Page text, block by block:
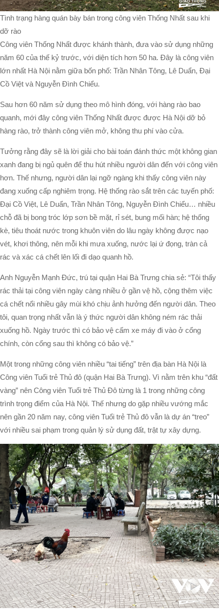
Tình trạng hàng quán bày bán trong công viên Thống Nhất sau khi
dỡ rào
Công viên Thống Nhất được khánh thành, đưa vào sử dụng những
năm 60 của thế kỷ trước, với diện tích hơn 50 ha. Đây là công viên
lớn nhất Hà Nội nằm giữa bốn phố: Trần Nhân Tông, Lê Duẩn, Đại
Cồ Việt và Nguyễn Đình Chiểu.
Sau hơn 60 năm sử dụng theo mô hình đóng, với hàng rào bao
quanh, mới đây công viên Thống Nhất được được Hà Nội dỡ bỏ
hàng rào, trở thành công viên mở, không thu phí vào cửa.
Tưởng rằng đây sẽ là lời giải cho bài toán đánh thức một không gian
xanh đang bị ngủ quên để thu hút nhiều người dân đến với công viên
hơn. Thế nhưng, người dân lại ngỡ ngàng khi thấy công viên này
đang xuống cấp nghiêm trọng. Hệ thống rào sắt trên các tuyến phố:
Đại Cồ Việt, Lê Duẩn, Trần Nhân Tông, Nguyễn Đình Chiểu… nhiều
chỗ đã bị bong tróc lớp sơn bề mặt, rỉ sét, bung mối hàn; hệ thống
kè, tiêu thoát nước trong khuôn viên do lâu ngày không được nạo
vét, khơi thông, nên mỗi khi mưa xuống, nước lại ứ đọng, tràn cả
rác và xác cá chết lên lối đi dạo quanh hồ.
Anh Nguyễn Mạnh Đức, trú tại quận Hai Bà Trưng chia sẻ: “Tôi thấy
rác thải tại công viên ngày càng nhiều ở gần vệ hồ, cộng thêm việc
cá chết nổi nhiều gây mùi khó chịu ảnh hưởng đến người dân. Theo
tôi, quan trọng nhất vẫn là ý thức người dân không ném rác thải
xuống hồ. Ngày trước thì có bảo vệ cấm xe máy đi vào ở cổng
chính, còn cổng sau thì không có bảo vệ.”
Một trong những công viên nhiều “tai tiếng” trên địa bàn Hà Nội là
Công viên Tuổi trẻ Thủ đô (quận Hai Bà Trưng). Vì nằm trên khu “đất
vàng” nên Công viên Tuổi trẻ Thủ Đô từng là 1 trong những công
trình trọng điểm của Hà Nội. Thế nhưng do gặp nhiều vướng mắc
nên gần 20 năm nay, công viên Tuổi trẻ Thủ đô vẫn là dự án “treo”
với nhiều sai phạm trong quản lý sử dụng đất, trật tự xây dựng.